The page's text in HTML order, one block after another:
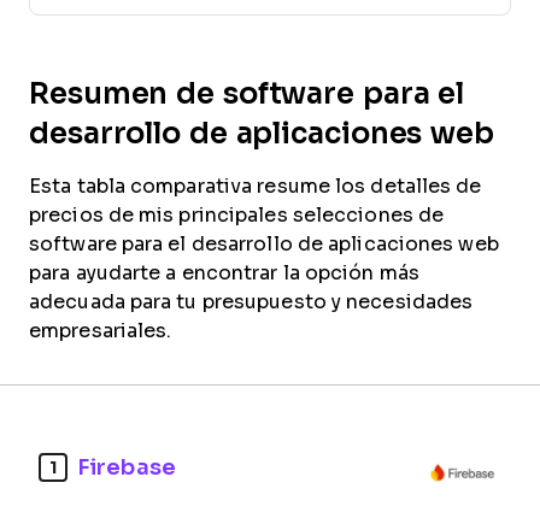
Resumen de software para el
desarrollo de aplicaciones web
Esta tabla comparativa resume los detalles de
precios de mis principales selecciones de
software para el desarrollo de aplicaciones web
para ayudarte a encontrar la opción más
adecuada para tu presupuesto y necesidades
empresariales.
1 Firebase